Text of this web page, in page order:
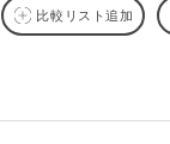
比較リスト追加